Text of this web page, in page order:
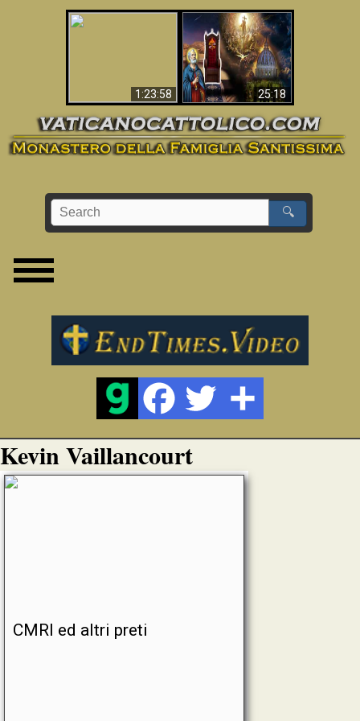
1:23:58 25:18
La Bibbia ha previsto
70 anni senza Papa?
🔍
Kevin Vaillancourt
CMRI ed altri preti